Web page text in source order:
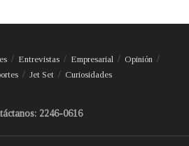
Entrevistas Empresarial
Opinión
Jet Set Curiosidades
2246-0616